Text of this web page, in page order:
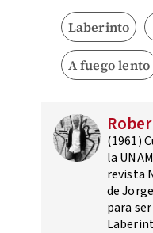
Laberinto
A fuego lento
(1961)
la
revista
de
para